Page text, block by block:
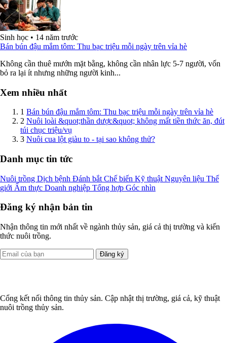
Sinh học • 14 năm trước
Bán bún đậu mắm tôm: Thu bạc triệu mỗi ngày trên vỉa hè
Không cần thuê mướn mặt bằng, không cần nhân lực 5-7 người, vốn
bỏ ra lại ít nhưng những người kinh...
Xem nhiều nhất
1 Bán bún đậu mắm tôm: Thu bạc triệu mỗi ngày trên vỉa hè
2 Nuôi loài &quot;thần dược&quot; không mất tiền thức ăn, đút
túi chục triệu/vụ
3 Nuôi cua lột giàu to - tại sao không thử?
Danh mục tin tức
Nuôi trồng Dịch bệnh Đánh bắt Chế biến Kỹ thuật Nguyên liệu Thế
giới Ẩm thực Doanh nghiệp Tổng hợp Góc nhìn
Đăng ký nhận bản tin
Nhận thông tin mới nhất về ngành thủy sản, giá cả thị trường và kiến
thức nuôi trồng.
Đăng ký
Cổng kết nối thông tin thủy sản. Cập nhật thị trường, giá cả, kỹ thuật
nuôi trồng thủy sản.